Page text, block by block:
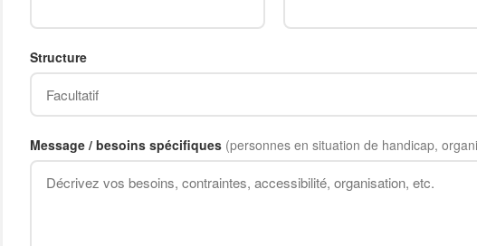
Structure
Message / besoins spécifiques (personnes en situation de handicap,